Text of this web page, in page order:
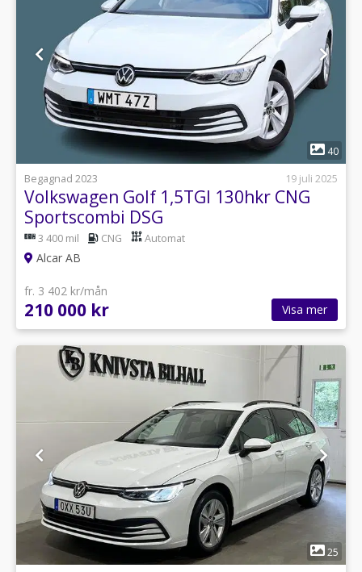
1
40
Begagnad 2023
19 juli 2025
Volkswagen Golf 1,5TGI 130hkr CNG
Sportscombi DSG
3 400 mil CNG Automat
Alcar AB
fr. 3 402 kr/mån
210 000 kr Visa mer
1
25